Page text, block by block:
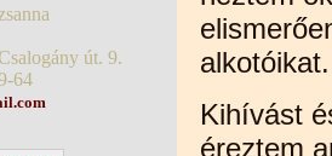
út. 9.
64
alkotóikat.
Kihívást
éreztem